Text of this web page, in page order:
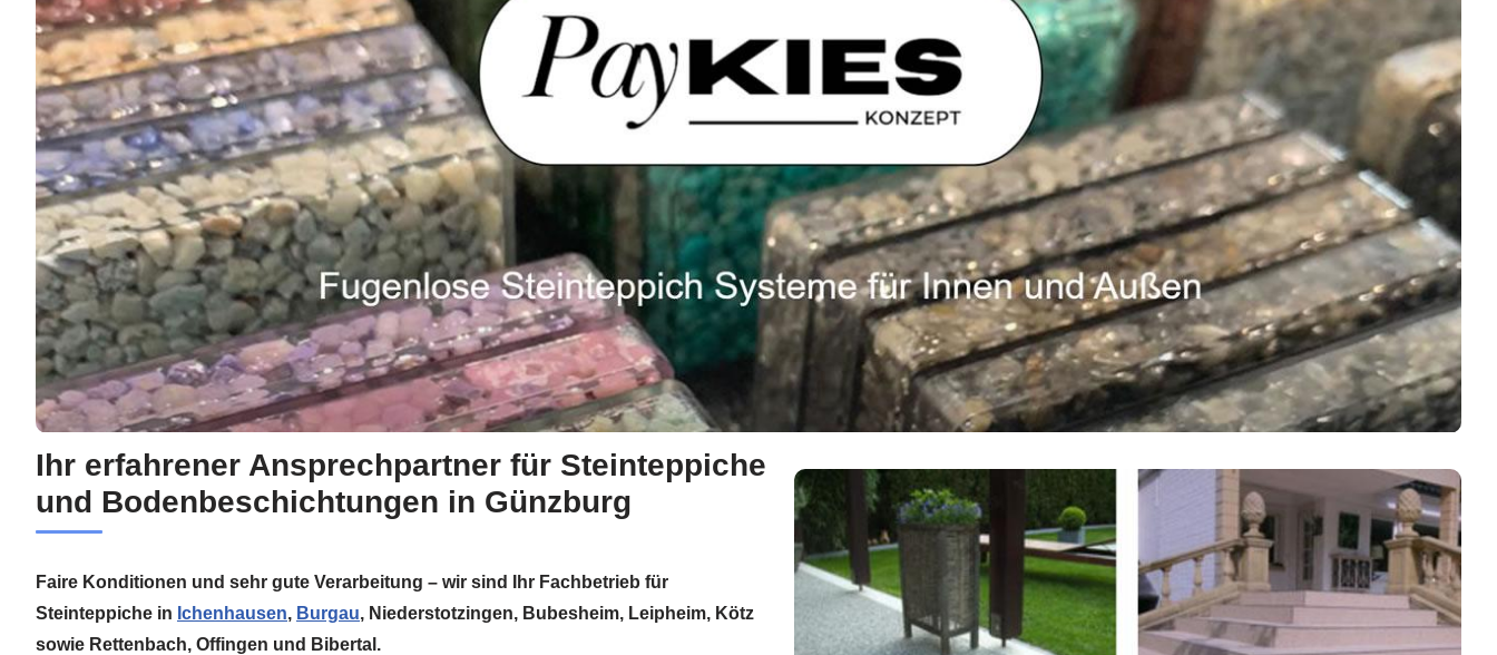
Ihr erfahrener Ansprechpartner für Steinteppiche
und Bodenbeschichtungen in Günzburg
Faire Konditionen und sehr gute Verarbeitung – wir sind Ihr Fachbetrieb für
Steinteppiche in Ichenhausen, Burgau, Niederstotzingen, Bubesheim, Leipheim, Kötz
sowie Rettenbach, Offingen und Bibertal.